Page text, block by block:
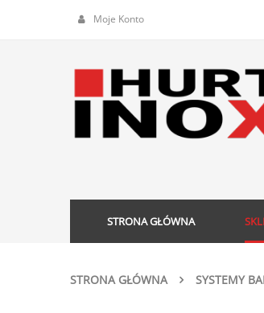
Moje Konto
STRONA GŁÓWNA
STRONA GŁÓWNA SYSTEMY